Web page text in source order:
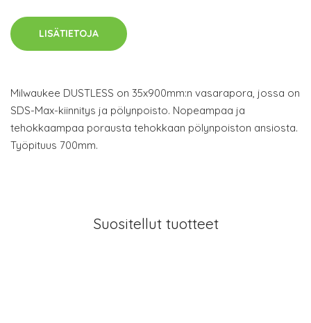
LISÄTIETOJA
Milwaukee DUSTLESS on 35x900mm:n vasarapora, jossa on
SDS-Max-kiinnitys ja pölynpoisto. Nopeampaa ja
tehokkaampaa porausta tehokkaan pölynpoiston ansiosta.
Työpituus 700mm.
Suositellut tuotteet